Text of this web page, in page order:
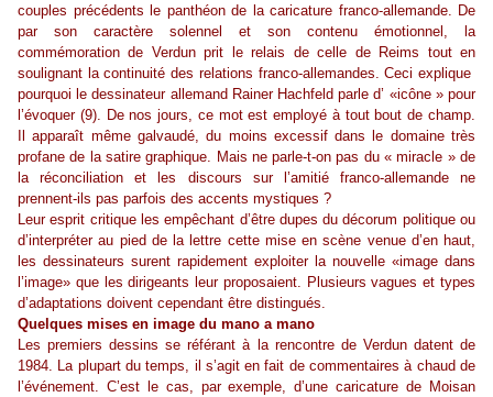
couples précédents le panthéon de la caricature franco-allemande. De
par son caractère solennel et son contenu émotionnel, la
commémoration de Verdun prit le relais de celle de Reims tout en
soulignant la continuité des relations franco-allemandes. Ceci explique
pourquoi le dessinateur allemand Rainer Hachfeld parle d’ «icône » pour
l’évoquer (9). De nos jours, ce mot est employé à tout bout de champ.
Il apparaît même galvaudé, du moins excessif dans le domaine très
profane de la satire graphique. Mais ne parle-t-on pas du « miracle » de
la réconciliation et les discours sur l’amitié franco-allemande ne
prennent-ils pas parfois des accents mystiques ?
Leur esprit critique les empêchant d’être dupes du décorum politique ou
d’interpréter au pied de la lettre cette mise en scène venue d’en haut,
les dessinateurs surent rapidement exploiter la nouvelle «image dans
l’image» que les dirigeants leur proposaient. Plusieurs vagues et types
d’adaptations doivent cependant être distingués.
Quelques mises en image du mano a mano
Les premiers dessins se référant à la rencontre de Verdun datent de
1984. La plupart du temps, il s’agit en fait de commentaires à chaud de
l’événement. C’est le cas, par exemple, d’une caricature de Moisan